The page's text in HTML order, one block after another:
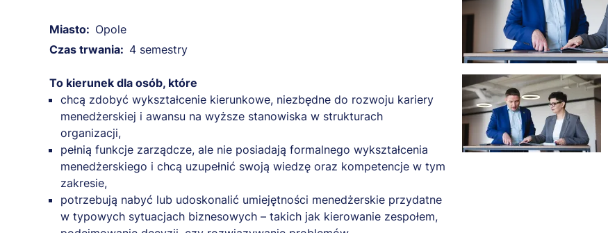
Miasto: Opole
Czas trwania: 4 semestry
To kierunek dla osób, które
chcą zdobyć wykształcenie kierunkowe, niezbędne do rozwoju kariery
menedżerskiej i awansu na wyższe stanowiska w strukturach
organizacji,
pełnią funkcje zarządcze, ale nie posiadają formalnego wykształcenia
menedżerskiego i chcą uzupełnić swoją wiedzę oraz kompetencje w tym
zakresie,
potrzebują nabyć lub udoskonalić umiejętności menedżerskie przydatne
w typowych sytuacjach biznesowych – takich jak kierowanie zespołem,